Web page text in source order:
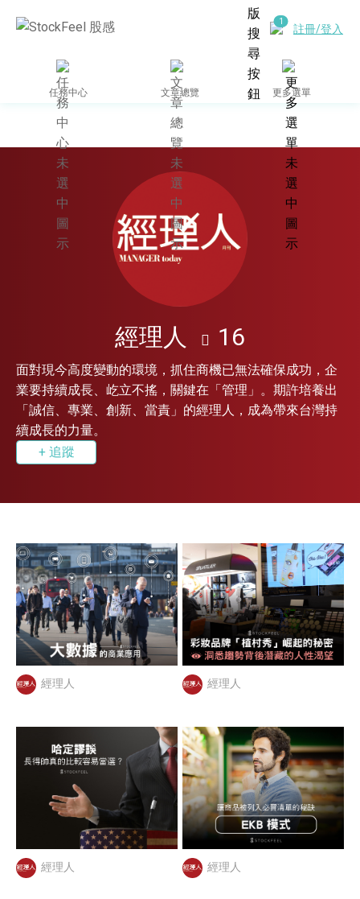
註冊/登入
任務中心 文章總覽 更多選單
經理人 16
面對現今高度變動的環境，抓住商機已無法確保成功，企
業要持續成長、屹立不搖，關鍵在「管理」。期許培養出
「誠信、專業、創新、當責」的經理人，成為帶來台灣持
續成長的力量。
+ 追蹤
經理人 經理人
經理人 經理人